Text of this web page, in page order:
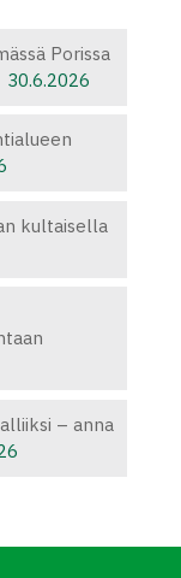
Porissa
30.6.2026
kultaisella
– anna